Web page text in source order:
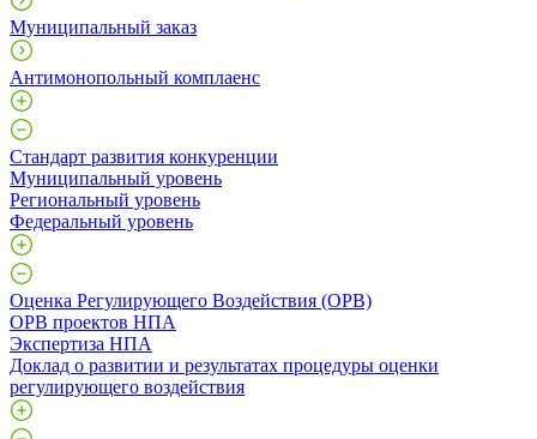
Муниципальный заказ
Антимонопольный комплаенс
Стандарт развития конкуренции
Муниципальный уровень
Региональный уровень
Федеральный уровень
Оценка Регулирующего Воздействия (ОРВ)
ОРВ проектов НПА
Экспертиза НПА
Доклад о развитии и результатах процедуры оценки
регулирующего воздействия